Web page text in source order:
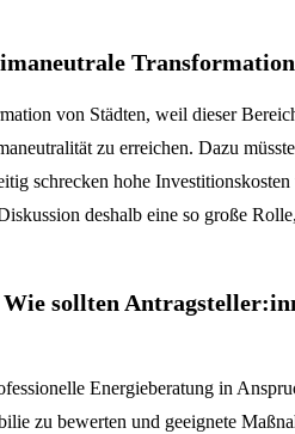
von Städten, weil dieser
zu erreichen. Dazu müsste
schrecken hohe
deshalb eine so große
sollten
Energieberatung in
zu bewerten und geeignete